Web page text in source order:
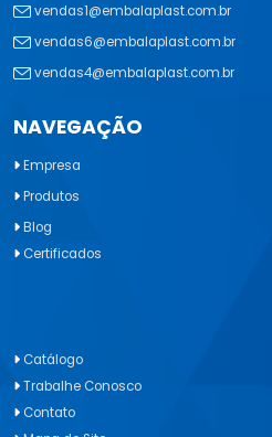
vendas1@embalaplast.com.br
vendas6@embalaplast.com.br
vendas4@embalaplast.com.br
NAVEGAÇÃO
Empresa
Produtos
Blog
Certificados
Catálogo
Trabalhe Conosco
Contato